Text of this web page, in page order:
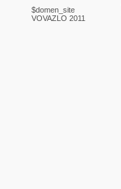
$domen_site
VOVAZLO 2011